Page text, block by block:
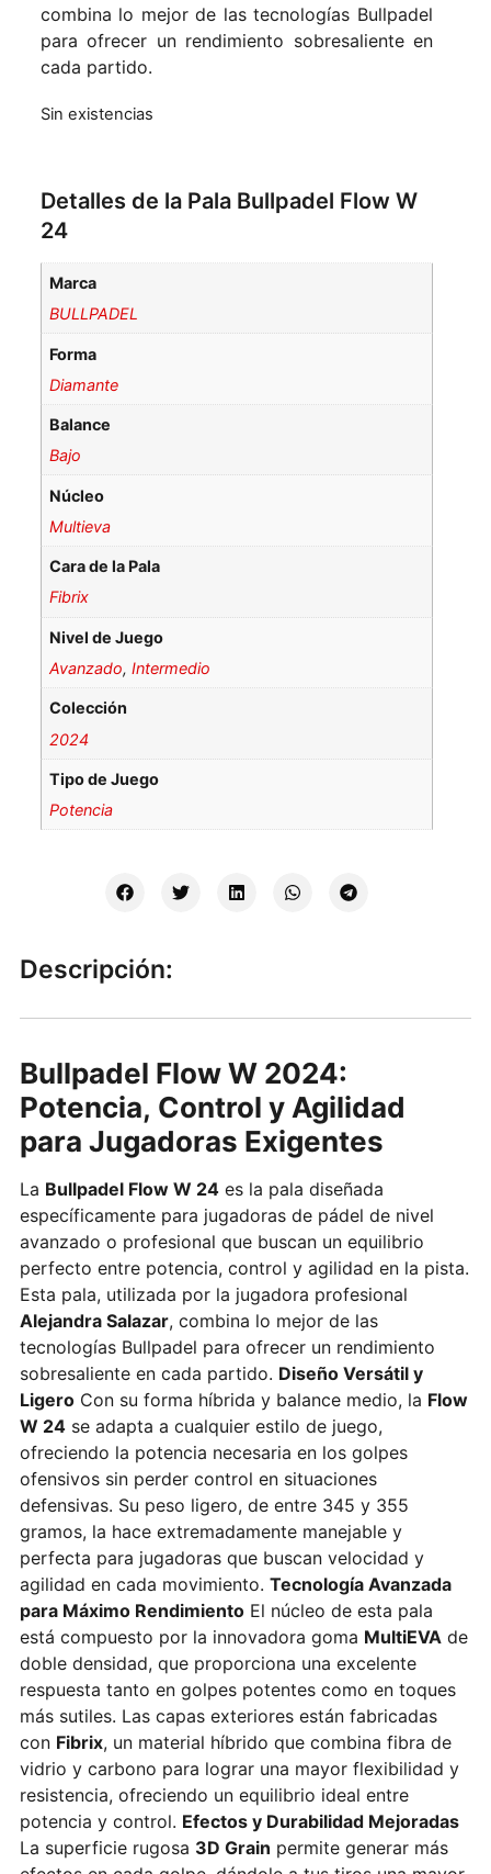
combina lo mejor de las tecnologías Bullpadel
para ofrecer un rendimiento sobresaliente en
cada partido.
Sin existencias
Detalles de la Pala Bullpadel Flow W
24
Marca
BULLPADEL
Forma
Diamante
Balance
Bajo
Núcleo
Multieva
Cara de la Pala
Fibrix
Nivel de Juego
Avanzado,Intermedio
Colección
2024
Tipo de Juego
Potencia
Descripción:
Bullpadel Flow W 2024:
Potencia, Control y Agilidad
para Jugadoras Exigentes
La Bullpadel Flow W 24es la pala diseñada
específicamente para jugadoras de pádel de nivel
avanzado o profesional que buscan un equilibrio
perfecto entre potencia, control y agilidad en la pista.
Esta pala, utilizada por la jugadora profesional
Alejandra Salazar, combina lo mejor de las
tecnologías Bullpadel para ofrecer un rendimiento
sobresaliente en cada partido. Diseño Versátil y
LigeroCon su forma híbrida y balance medio, la Flow
W 24se adapta a cualquier estilo de juego,
ofreciendo la potencia necesaria en los golpes
ofensivos sin perder control en situaciones
defensivas. Su peso ligero, de entre 345 y 355
gramos, la hace extremadamente manejable y
perfecta para jugadoras que buscan velocidad y
agilidad en cada movimiento. Tecnología Avanzada
para Máximo RendimientoEl núcleo de esta pala
está compuesto por la innovadora goma MultiEVAde
doble densidad, que proporciona una excelente
respuesta tanto en golpes potentes como en toques
más sutiles. Las capas exteriores están fabricadas
con Fibrix, un material híbrido que combina fibra de
vidrio y carbono para lograr una mayor flexibilidad y
resistencia, ofreciendo un equilibrio ideal entre
potencia y control. Efectos y Durabilidad Mejoradas
La superficie rugosa 3D Grain permite generar más